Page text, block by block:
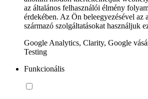
az általános felhasználói élmény
érdekében. Az Ön beleegyezésével az
származó szolgáltatásokat használjuk
Google Analytics, Clarity, Google
Testing
Funkcionális